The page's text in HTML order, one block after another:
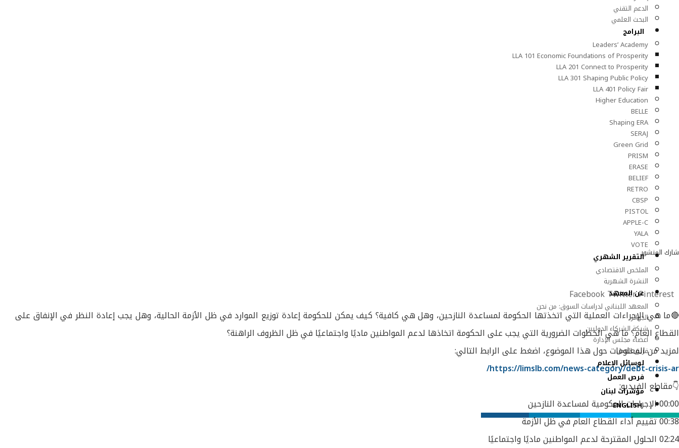
الدعم التقني
البحث العلمي
البرامج
Leaders’ Academy
LLA 101 Economic Foundations of Prosperity
LLA 201 Connect to Prosperity
LLA 301 Shaping Public Policy
LLA 401 Policy Fair
Higher Education
BELLE
Shaping ERA
SERAJ
Green Grid
PRISM
ERASE
BELIEF
RETRO
CBSP
PISTOL
APPLE-C
YALA
VOTE
التقرير الشهري
الملخص الاقتصادي
النشرة الشهرية
عن المعهد
المعهد اللبناني لدراسات السوق: من نحن
الجوائز
شبكة الشركاء الدوليين
أعضاء مجلس الإدارة
فريق العمل
لوسائل الإعلام
فرص العمل
مؤشرات لبنان
ENGLISH
شارك المنشور
FacebookTwitterPinterest
🔴ما هي الإجراءات العملية التي اتخذتها الحكومة لمساعدة النازحين، وهل هي كافية؟ كيف يمكن للحكومة إعادة توزيع الموارد في ظل الأزمة الحالية، وهل يجب إعادة النظر في الإنفاق على
القطاع العام؟ ما هي الخطوات الضرورية التي يجب على الحكومة اتخاذها لدعم المواطنين ماديًا واجتماعيًا في ظل الظروف الراهنة؟
لمزيد من المعلومات حول هذا الموضوع، اضغط على الرابط التالي:
https://limslb.com/news-category/debt-crisis-ar/
👇مقاطع الفيديو:
00:00 الإجراءات الحكومية لمساعدة النازحين
00:38 تقييم أداء القطاع العام في ظل الأزمة
02:24 الحلول المقترحة لدعم المواطنين ماديًا واجتماعيًا